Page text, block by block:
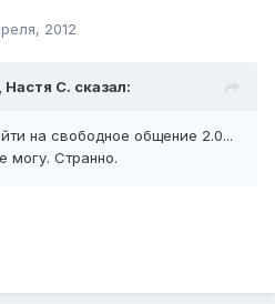
2012
С. сказал:
на свободное общение 2.0...
могу. Странно.